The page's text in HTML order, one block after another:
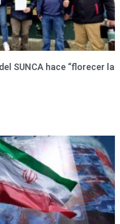
SUNCA hace “florecer la